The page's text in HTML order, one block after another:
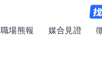
職場熊報 媒合見證